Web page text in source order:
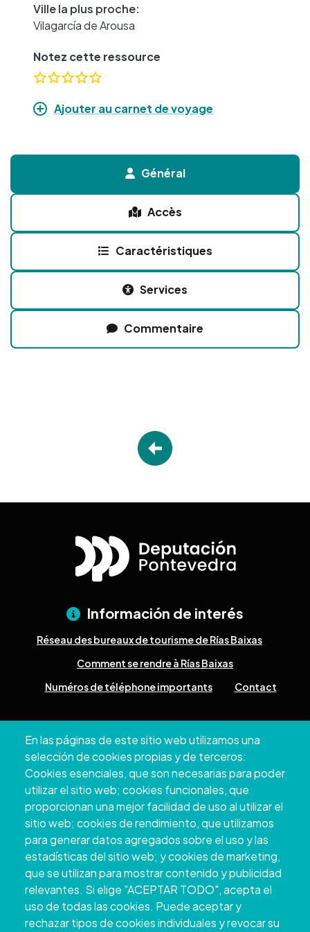
Ville la plus proche:
Vilagarcía de Arousa
Notez cette ressource
Ajouter au carnet de voyage
Général
Accès
Caractéristiques
Services
Commentaire
En las páginas de este sitio web utilizamos una
selección de cookies propias y de terceros:
Cookies esenciales, que son necesarias para poder
utilizar el sitio web; cookies funcionales, que
proporcionan una mejor facilidad de uso al utilizar el
sitio web; cookies de rendimiento, que utilizamos
para generar datos agregados sobre el uso y las
estadísticas del sitio web; y cookies de marketing,
que se utilizan para mostrar contenido y publicidad
relevantes. Si elige "ACEPTAR TODO", acepta el
uso de todas las cookies. Puede aceptar y
rechazar tipos de cookies individuales y revocar su
Información de interés
Réseau des bureaux de tourisme de Rías Baixas
Comment se rendre à Rías Baixas
Numéros de téléphone importants
Contact
Pontevedra
+34 986 804 100 | +34 986 804 124